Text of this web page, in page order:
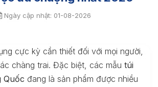
Ngày cập nhật: 01-08-2026
cực kỳ cần thiết đối với mọi người,
chàng trai. Đặc biệt, các mẫu túi
Quốc đang là sản phẩm được nhiều